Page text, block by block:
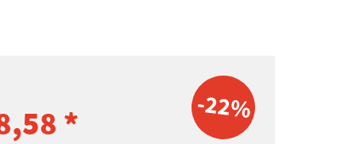
-22%
*